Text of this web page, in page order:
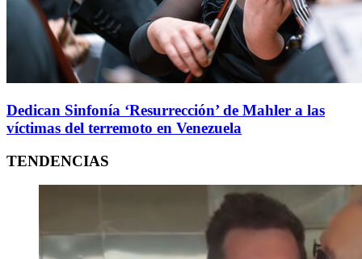
Dedican Sinfonía ‘Resurrección’ de Mahler a las
víctimas del terremoto en Venezuela
TENDENCIAS